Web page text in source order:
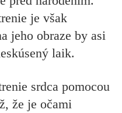
je však
jeho obraze by asi
laik.
srdca pomocou
že je očami